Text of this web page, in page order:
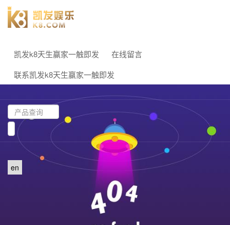
凯发k8天生赢家一触即发
在线留言
联系凯发k8天生赢家一触即发
en